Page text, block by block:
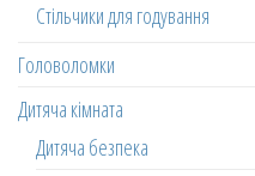
Стільчики для годування
Головоломки
Дитяча кімната
Дитяча безпека